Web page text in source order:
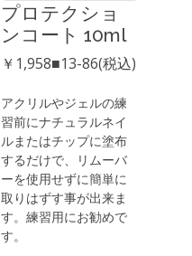
プロテクショ
ンコート 10ml
￥1,958■13-86(税込)
アクリルやジェルの練
習前にナチュラルネイ
ルまたはチップに塗布
するだけで、リムーバ
ーを使用せずに簡単に
取りはずす事が出来ま
す。練習用にお勧めで
す。